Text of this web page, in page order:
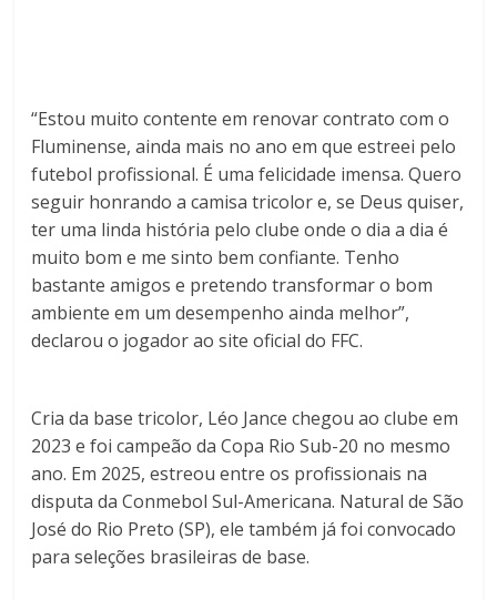
“Estou muito contente em renovar contrato com o
Fluminense, ainda mais no ano em que estreei pelo
futebol profissional. É uma felicidade imensa. Quero
seguir honrando a camisa tricolor e, se Deus quiser,
ter uma linda história pelo clube onde o dia a dia é
muito bom e me sinto bem confiante. Tenho
bastante amigos e pretendo transformar o bom
ambiente em um desempenho ainda melhor”,
declarou o jogador ao site oficial do FFC.
Cria da base tricolor, Léo Jance chegou ao clube em
2023 e foi campeão da Copa Rio Sub-20 no mesmo
ano. Em 2025, estreou entre os profissionais na
disputa da Conmebol Sul-Americana. Natural de São
José do Rio Preto (SP), ele também já foi convocado
para seleções brasileiras de base.